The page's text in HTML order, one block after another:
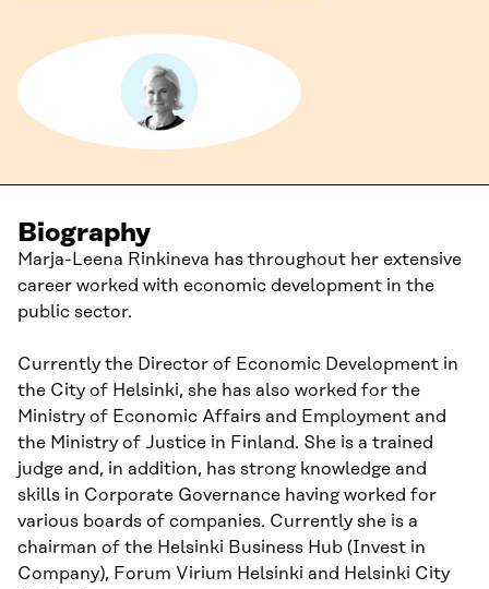
Biography
Marja-Leena Rinkineva has throughout her extensive
career worked with economic development in the
public sector.
Currently the Director of Economic Development in
the City of Helsinki, she has also worked for the
Ministry of Economic Affairs and Employment and
the Ministry of Justice in Finland. She is a trained
judge and, in addition, has strong knowledge and
skills in Corporate Governance having worked for
various boards of companies. Currently she is a
chairman of the Helsinki Business Hub (Invest in
Company), Forum Virium Helsinki and Helsinki City